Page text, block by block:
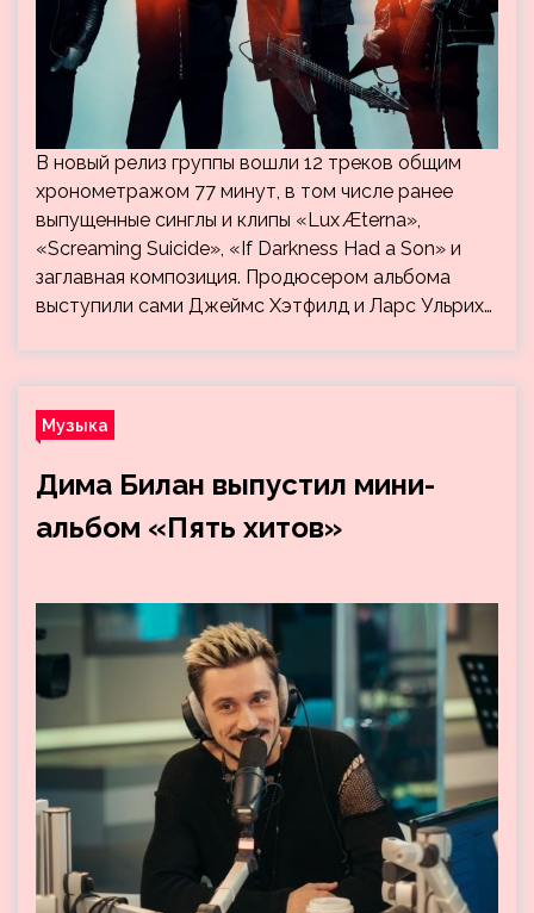
В новый релиз группы вошли 12 треков общим
хронометражом 77 минут, в том числе ранее
выпущенные синглы и клипы «Lux Æterna»,
«Screaming Suicide», «If Darkness Had a Son» и
заглавная композиция. Продюсером альбома
выступили сами Джеймс Хэтфилд и Ларс Ульрих…
Музыка
Дима Билан выпустил мини-
альбом «Пять хитов»